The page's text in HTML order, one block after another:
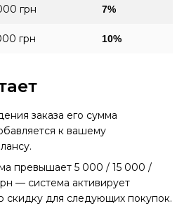
грн 7%
грн 10%
заказа его сумма
к вашему
превышает 5 000 / 15 000 /
— система активирует
скидку для следующих покупок.